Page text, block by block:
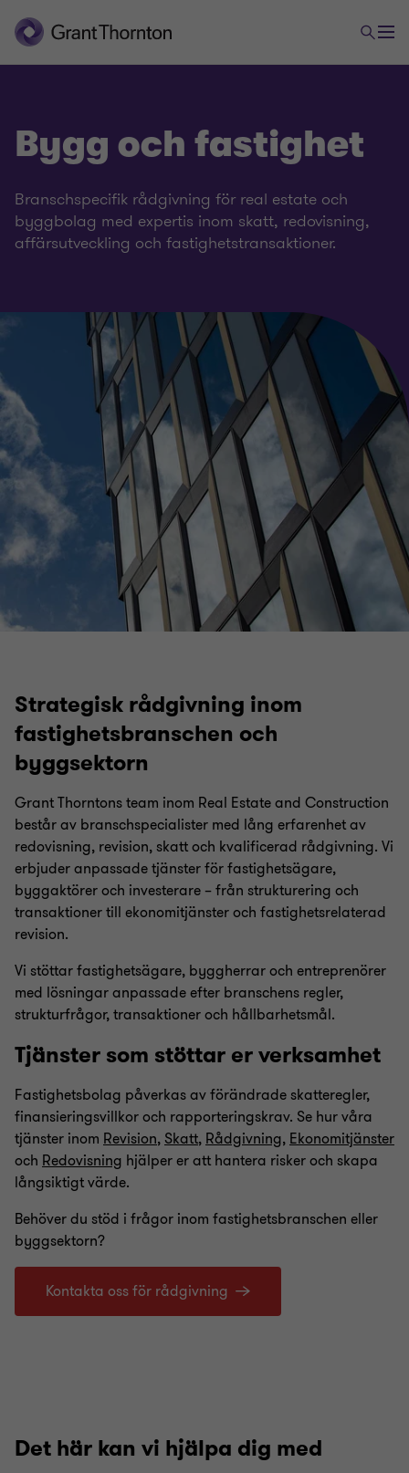
Bygg och fastighet
Branschspecifik rådgivning för real estate och
byggbolag med expertis inom skatt, redovisning,
affärsutveckling och fastighetstransaktioner.
Strategisk rådgivning inom
fastighetsbranschen och
byggsektorn
Grant Thorntons team inom Real Estate and Construction
består av branschspecialister med lång erfarenhet av
redovisning, revision, skatt och kvalificerad rådgivning. Vi
erbjuder anpassade tjänster för fastighetsägare,
byggaktörer och investerare – från strukturering och
transaktioner till ekonomitjänster och fastighetsrelaterad
revision.
Vi stöttar fastighetsägare, byggherrar och entreprenörer
med lösningar anpassade efter branschens regler,
strukturfrågor, transaktioner och hållbarhetsmål.
Tjänster som stöttar er verksamhet
Fastighetsbolag påverkas av förändrade skatteregler,
finansieringsvillkor och rapporteringskrav. Se hur våra
tjänster inom Revision, Skatt, Rådgivning, Ekonomitjänster
och Redovisning hjälper er att hantera risker och skapa
långsiktigt värde.
Behöver du stöd i frågor inom fastighetsbranschen eller
byggsektorn?
Kontakta oss för rådgivning
Det här kan vi hjälpa dig med